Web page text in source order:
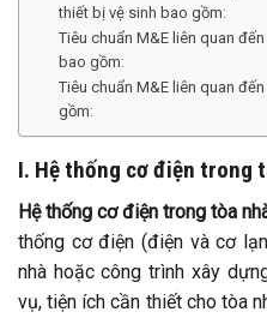
thiết bị vệ sinh bao gồm:
Tiêu chuẩn M&E liên quan
bao gồm:
Tiêu chuẩn M&E liên quan
gồm:
I. Hệ thống cơ điện trong
Hệ thống cơ điện trong tòa
thống cơ điện (điện và cơ
nhà hoặc công trình xây
vụ, tiện ích cần thiết cho tòa